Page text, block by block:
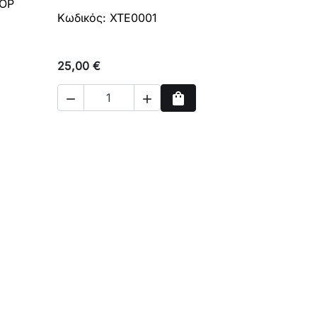
Κωδικός: XTE0001
25,00 €
  shopping_bag
Αγορά